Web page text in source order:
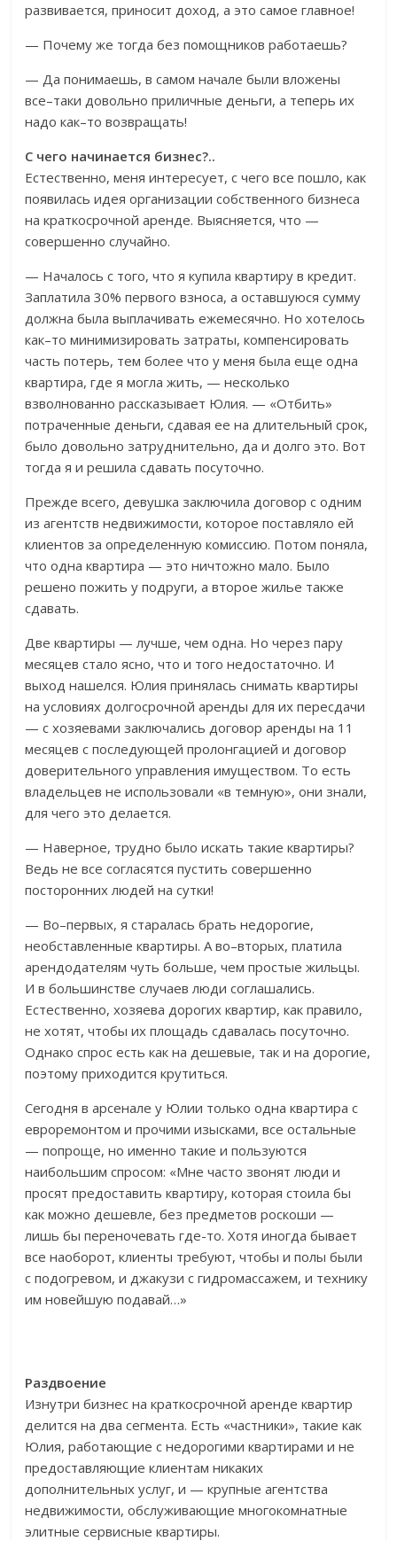
развивается, приносит доход, а это самое главное!
— Почему же тогда без помощников работаешь?
— Да понимаешь, в самом начале были вложены
все–таки довольно приличные деньги, а теперь их
надо как–то возвращать!
С чего начинается бизнес?..
Естественно, меня интересует, с чего все пошло, как
появилась идея организации собственного бизнеса
на краткосрочной аренде. Выясняется, что —
совершенно случайно.
— Началось с того, что я купила квартиру в кредит.
Заплатила 30% первого взноса, а оставшуюся сумму
должна была выплачивать ежемесячно. Но хотелось
как–то минимизировать затраты, компенсировать
часть потерь, тем более что у меня была еще одна
квартира, где я могла жить, — несколько
взволнованно рассказывает Юлия. — «Отбить»
потраченные деньги, сдавая ее на длительный срок,
было довольно затруднительно, да и долго это. Вот
тогда я и решила сдавать посуточно.
Прежде всего, девушка заключила договор с одним
из агентств недвижимости, которое поставляло ей
клиентов за определенную комиссию. Потом поняла,
что одна квартира — это ничтожно мало. Было
решено пожить у подруги, а второе жилье также
сдавать.
Две квартиры — лучше, чем одна. Но через пару
месяцев стало ясно, что и того недостаточно. И
выход нашелся. Юлия принялась снимать квартиры
на условиях долгосрочной аренды для их пересдачи
— с хозяевами заключались договор аренды на 11
месяцев с последующей пролонгацией и договор
доверительного управления имуществом. То есть
владельцев не использовали «в темную», они знали,
для чего это делается.
— Наверное, трудно было искать такие квартиры?
Ведь не все согласятся пустить совершенно
посторонних людей на сутки!
— Во–первых, я старалась брать недорогие,
необставленные квартиры. А во–вторых, платила
арендодателям чуть больше, чем простые жильцы.
И в большинстве случаев люди соглашались.
Естественно, хозяева дорогих квартир, как правило,
не хотят, чтобы их площадь сдавалась посуточно.
Однако спрос есть как на дешевые, так и на дорогие,
поэтому приходится крутиться.
Сегодня в арсенале у Юлии только одна квартира с
евроремонтом и прочими изысками, все остальные
— попроще, но именно такие и пользуются
наибольшим спросом: «Мне часто звонят люди и
просят предоставить квартиру, которая стоила бы
как можно дешевле, без предметов роскоши —
лишь бы переночевать где-то. Хотя иногда бывает
все наоборот, клиенты требуют, чтобы и полы были
с подогревом, и джакузи с гидромассажем, и технику
им новейшую подавай…»
Раздвоение
Изнутри бизнес на краткосрочной аренде квартир
делится на два сегмента. Есть «частники», такие как
Юлия, работающие с недорогими квартирами и не
предоставляющие клиентам никаких
дополнительных услуг, и — крупные агентства
недвижимости, обслуживающие многокомнатные
элитные сервисные квартиры.